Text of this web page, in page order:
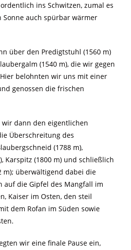
ins Schwitzen, zumal es
auch spürbar wärmer
über den Predigtstuhl (1560 m)
(1540 m), die wir gegen
belohnten wir uns mit einer
genossen die frischen
dann den eigentlichen
Überschreitung des
(1788 m),
Karspitz (1800 m) und schließlich
m); überwältigend dabei die
auf die Gipfel des Mangfall im
Kaiser im Osten, den steil
dem Rofan im Süden sowie
wir eine finale Pause ein,